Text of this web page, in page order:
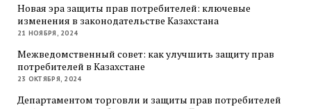
Новая эра защиты прав потребителей: ключевые
изменения в законодательстве Казахстана
21 НОЯБРЯ, 2024
Межведомственный совет: как улучшить защиту прав
потребителей в Казахстане
23 ОКТЯБРЯ, 2024
Департаментом торговли и защиты прав потребителей